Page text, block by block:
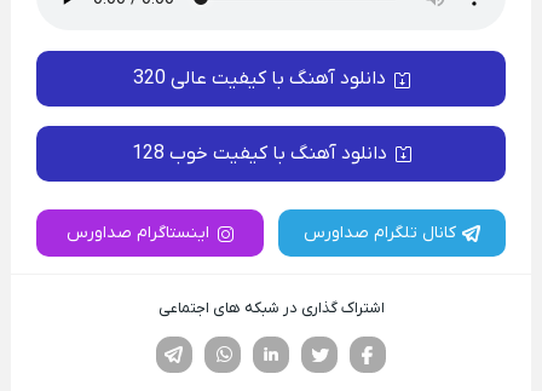
دانلود آهنگ با کیفیت عالی 320
دانلود آهنگ با کیفیت خوب 128
کانال تلگرام صداورس اینستاگرام صداورس
اشتراک گذاری در شبکه های اجتماعی
لینکدین تویتر
فیسوک